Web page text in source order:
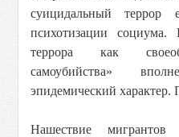
суицидальный террор
психотизации
террора как
самоубийства»
эпидемический
Нашествие